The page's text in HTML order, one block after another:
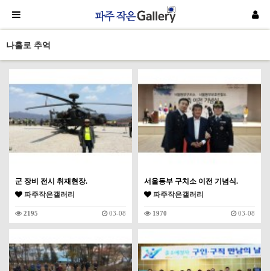
나홀로 추억
군 장비 전시 취재현장.
파주작은갤러리
2195 03-08
서울동부 구치소 이전 기념식.
파주작은갤러리
1970 03-08